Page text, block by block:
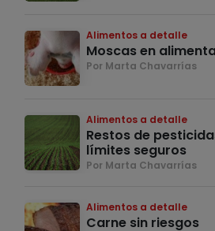
Alimentos a detalle
Moscas en
Por Marta Chavarrías
Alimentos a detalle
Restos de
límites seguros
Por Marta Chavarrías
Alimentos a detalle
Carne sin riesgos